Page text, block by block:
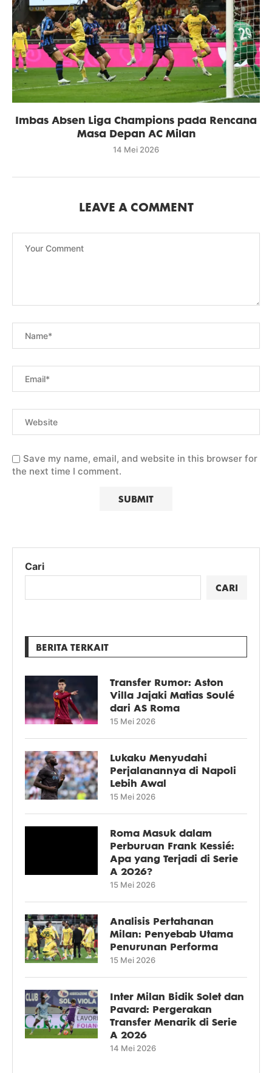
Imbas Absen Liga Champions pada Rencana
Masa Depan AC Milan
14 Mei 2026
LEAVE A COMMENT
Save my name, email, and website in this browser for
the next time I comment.
Cari
CARI
BERITA TERKAIT
Transfer Rumor: Aston
Villa Jajaki Matias Soulé
dari AS Roma
15 Mei 2026
Lukaku Menyudahi
Perjalanannya di Napoli
Lebih Awal
15 Mei 2026
Roma Masuk dalam
Perburuan Frank Kessié:
Apa yang Terjadi di Serie
A 2026?
15 Mei 2026
Analisis Pertahanan
Milan: Penyebab Utama
Penurunan Performa
15 Mei 2026
Inter Milan Bidik Solet dan
Pavard: Pergerakan
Transfer Menarik di Serie
A 2026
14 Mei 2026